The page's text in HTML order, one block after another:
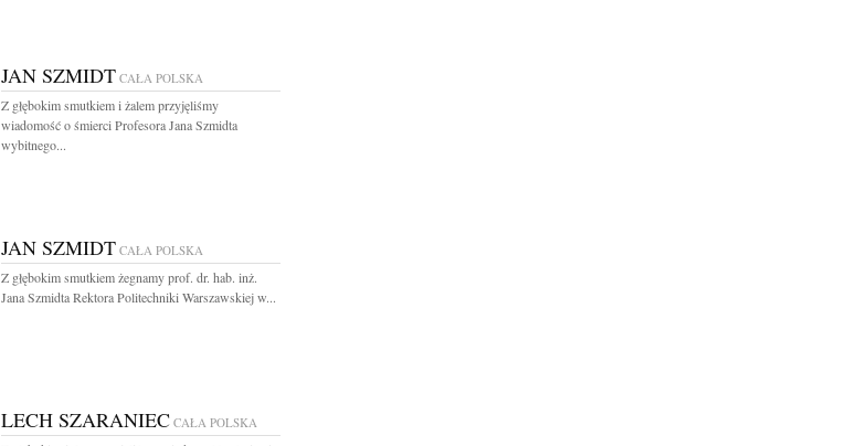
JAN SZMIDT CAŁA POLSKA
Z głębokim smutkiem i żalem przyjęliśmy
wiadomość o śmierci Profesora Jana Szmidta
wybitnego...
JAN SZMIDT CAŁA POLSKA
Z głębokim smutkiem żegnamy prof. dr. hab. inż.
Jana Szmidta Rektora Politechniki Warszawskiej w...
LECH SZARANIEC CAŁA POLSKA